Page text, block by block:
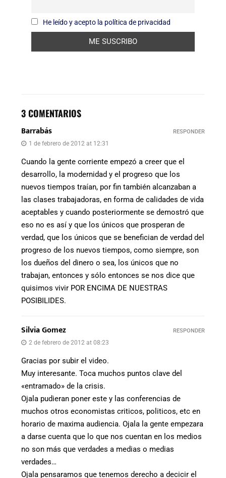
He leído y acepto la política de privacidad
3 COMENTARIOS
Barrabás
1 de febrero de 2012 at 12:31
Cuando la gente corriente empezó a creer que el
desarrollo, la modernidad y el progreso que los
nuevos tiempos traían, por fin también alcanzaban a
las clases trabajadoras, en forma de calidades de vida
aceptables y cuando posteriormente se demostró que
eso no es así y que los únicos que prosperan de
verdad, que los únicos que se benefician de verdad del
progreso de los nuevos tiempos, como siempre, son
los dueños del dinero o sea, los únicos que no
trabajan, entonces y sólo entonces se nos dice que
quisimos vivir POR ENCIMA DE NUESTRAS
POSIBILIDES.
RESPONDER
Silvia Gomez
2 de febrero de 2012 at 08:23
Gracias por subir el video.
Muy interesante. Toca muchos puntos clave del
«entramado» de la crisis.
Ojala pudieran poner este y las conferencias de
muchos otros economistas criticos, politicos, etc en
horario de maxima audiencia. Ojala la gente empezara
a darse cuenta que lo que nos cuentan en los medios
no son más que verdades a medias o medias
verdades…
Ojala pensaramos que tenemos derecho a decicir el
RESPONDER